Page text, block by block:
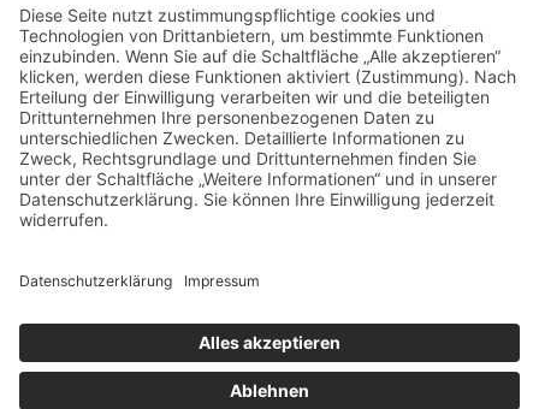
AGB
BATTERIEGESETZ
VERPACKUNGSGESETZ
INFORMATIONSPFLICHTEN §18 ELEKTROG
RÜCKSENDUNG UND NEUBESTELLUNG
MEHRWERSTEUERAUSWEISUNG (VAT)
AGB EASYCREDIT RATENKAUF UND RECHNUNG
Design byKB WEBSTUDIO